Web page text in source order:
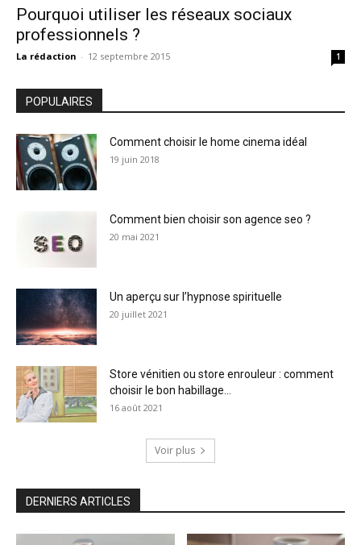
Pourquoi utiliser les réseaux sociaux
professionnels ?
La rédaction - 12 septembre 2015 1
POPULAIRES
Comment choisir le home cinema idéal
19 juin 2018
Comment bien choisir son agence seo ?
20 mai 2021
Un aperçu sur l’hypnose spirituelle
20 juillet 2021
Store vénitien ou store enrouleur : comment
choisir le bon habillage...
16 août 2021
Voir plus
DERNIERS ARTICLES